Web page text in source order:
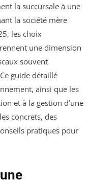
la succursale à une
la société mère
les choix
une dimension
souvent
guide détaillé
ainsi que les
et à la gestion d’une
concrets, des
pratiques pour